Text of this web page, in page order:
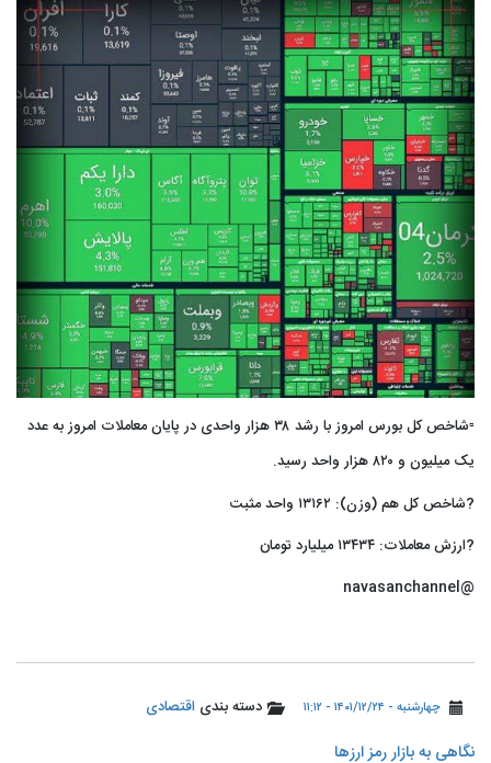
▫️شاخص کل بورس امروز با رشد ۳۸ هزار واحدی در پایان معاملات امروز به عدد
یک میلیون و ۸۲۰ هزار واحد رسید.
?شاخص کل هم (وزن): ۱۳۱۶۲ واحد مثبت
?ارزش معاملات: ۱۳۴۳۴ میلیارد تومان
@navasanchannel
چهارشنبه - ۱۴۰۱/۱۲/۲۴ - ۱۱:۱۲ دسته بندی اقتصادی
نگاهی به بازار رمز ارزها